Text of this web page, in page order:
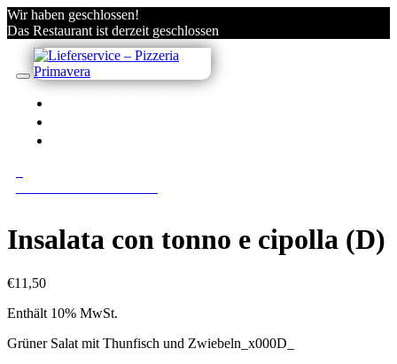
Wir haben geschlossen!
Das Restaurant ist derzeit geschlossen
Insalata con tonno e cipolla (D)
€11,50
Enthält 10% MwSt.
Grüner Salat mit Thunfisch und Zwiebeln_x000D_